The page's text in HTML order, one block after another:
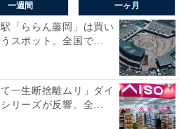
一週間 一ヶ月
「ららん藤岡」は買い
スポット。全国で...
一生断捨離ムリ」ダイ
リーズが反響。全...